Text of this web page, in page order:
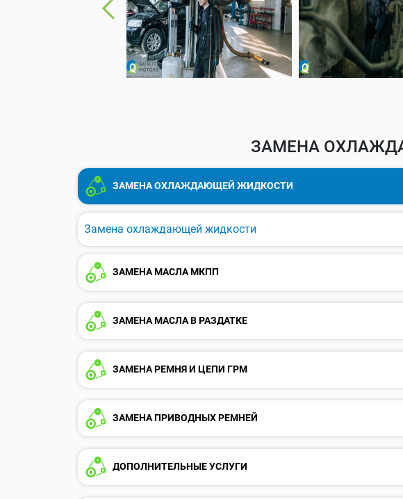
ЗАМЕНА
ЗАМЕНА ОХЛАЖДАЮЩЕЙ ЖИДКОСТИ
Замена охлаждающей жидкости
ЗАМЕНА МАСЛА МКПП
ЗАМЕНА МАСЛА В РАЗДАТКЕ
ЗАМЕНА РЕМНЯ И ЦЕПИ ГРМ
ЗАМЕНА ПРИВОДНЫХ РЕМНЕЙ
ДОПОЛНИТЕЛЬНЫЕ УСЛУГИ